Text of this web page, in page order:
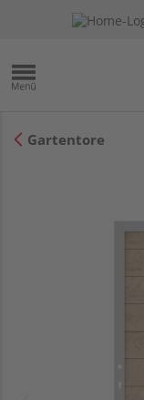
Gartentore